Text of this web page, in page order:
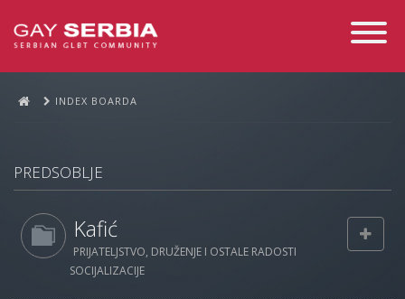
Toggle
INDEX BOARDA
PREDSOBLJE
Kafić
PRIJATELJSTVO, DRUŽENJE I OSTALE RADOSTI
SOCIJALIZACIJE